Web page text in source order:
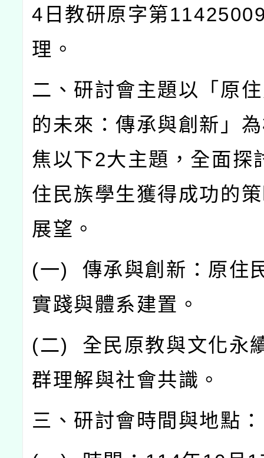
4 日教研原字第
理。
二、研討會主題以「原
的未來：傳承與創新」
焦以下2大主題，全面探
住民族學生獲得成功的
展望。
(一) 傳承與創新：原住
實踐與體系建置。
(二) 全民原教與文化永
群理解與社會共識。
三、研討會時間與地點：